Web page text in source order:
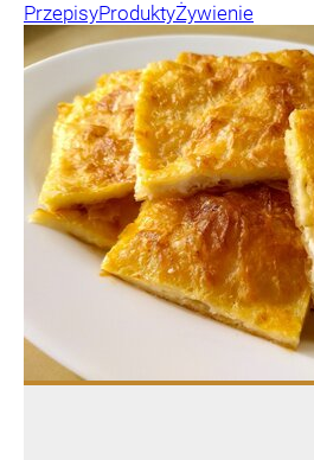
PrzepisyProduktyŻywienie